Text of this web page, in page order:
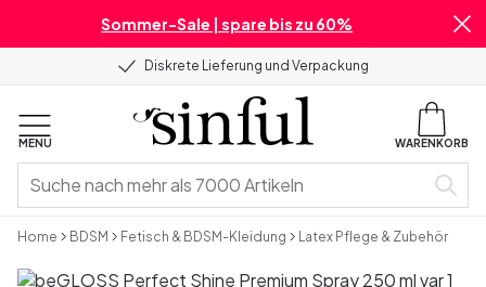
Sommer-Sale | spare bis zu 60%
Diskrete Lieferung und Verpackung
MENU WARENKORB
Home BDSM Fetisch & BDSM-Kleidung Latex Pflege & Zubehör